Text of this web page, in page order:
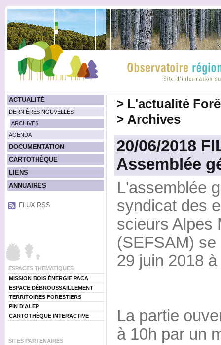
ACTUALITÉ
DERNIÈRES NOUVELLES
ARCHIVES
AGENDA
DOCUMENTATION
CARTOTHÈQUE
LIENS
ANNUAIRES
FLUX RSS
ESPACES THEMATIQUES
MISSION BOIS ÉNERGIE PACA
ESPACE DÉBROUSSAILLEMENT
TERRITOIRES FORESTIERS
PIN D'ALEP
CARTOTHÈQUE INTERACTIVE
SITES PARTENAIRES
> L'actualité
> Archives
20/06/2018
Assemblée
L'assemblée
syndicat des
scieurs Alpes
(SEFSAM)
29 juin 2018
La partie
à 10h par un